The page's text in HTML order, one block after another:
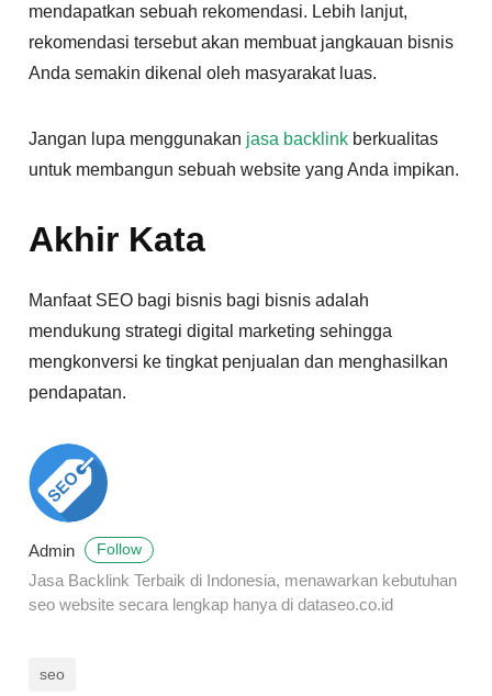
mendapatkan sebuah rekomendasi. Lebih lanjut,
rekomendasi tersebut akan membuat jangkauan bisnis
Anda semakin dikenal oleh masyarakat luas.
Jangan lupa menggunakan jasa backlink berkualitas
untuk membangun sebuah website yang Anda impikan.
Akhir Kata
Manfaat SEO bagi bisnis bagi bisnis adalah
mendukung strategi digital marketing sehingga
mengkonversi ke tingkat penjualan dan menghasilkan
pendapatan.
Admin Follow
Jasa Backlink Terbaik di Indonesia, menawarkan kebutuhan
seo website secara lengkap hanya di dataseo.co.id
seo